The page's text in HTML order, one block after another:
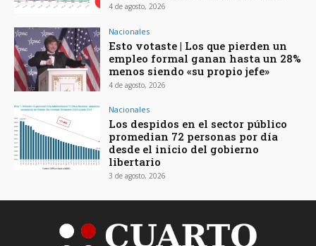
4 de agosto, 2026
Nacionales
Esto votaste | Los que pierden un
empleo formal ganan hasta un 28%
menos siendo «su propio jefe»
4 de agosto, 2026
Nacionales
Los despidos en el sector público
promedian 72 personas por día
desde el inicio del gobierno
libertario
3 de agosto, 2026